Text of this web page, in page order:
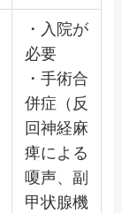
・入院が
必要
・手術合
併症（反
回神経麻
痺による
嗄声、副
甲状腺機